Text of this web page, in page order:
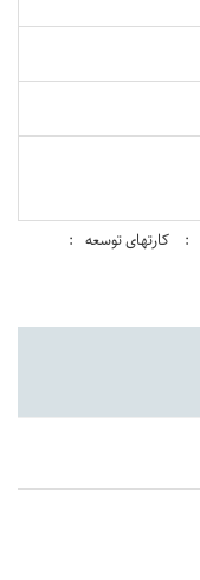
کارتهای توسعه